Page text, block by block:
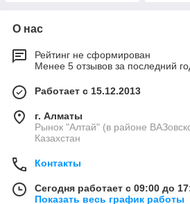
О нас
Рейтинг не сформирован
Менее 5 отзывов за последний
Работает с 15.12.2013
г. Алматы
Рынок "Алтай" (в районе
Казахстан
Контакты
Сегодня работает с 09:00 до
Показать весь график работы